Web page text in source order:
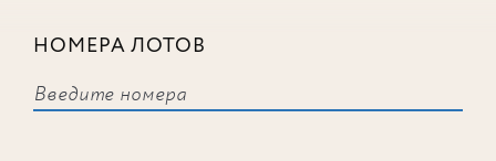
НОМЕРА ЛОТОВ
соответствует ни одного лота